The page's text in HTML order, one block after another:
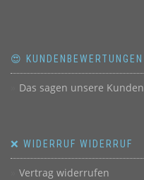
😍 KUNDENBEWERTUNGEN
Das sagen unsere Kunden
❌ WIDERRUF WIDERRUF
Vertrag widerrufen